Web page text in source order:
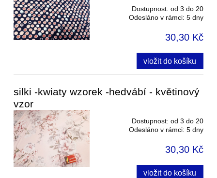
Dostupnost: od 3 do 20
Odesláno v rámci: 5 dny
30,30 Kč
vložit do košíku
silki -kwiaty wzorek -hedvábí - květinový
vzor
Dostupnost: od 3 do 20
Odesláno v rámci: 5 dny
30,30 Kč
vložit do košíku